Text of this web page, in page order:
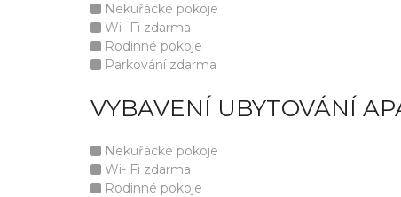
Nekuřácké pokoje
Wi- Fi zdarma
Rodinné pokoje
Parkování zdarma
VYBAVENÍ UBYTOVÁNÍ
Nekuřácké pokoje
Wi- Fi zdarma
Rodinné pokoje